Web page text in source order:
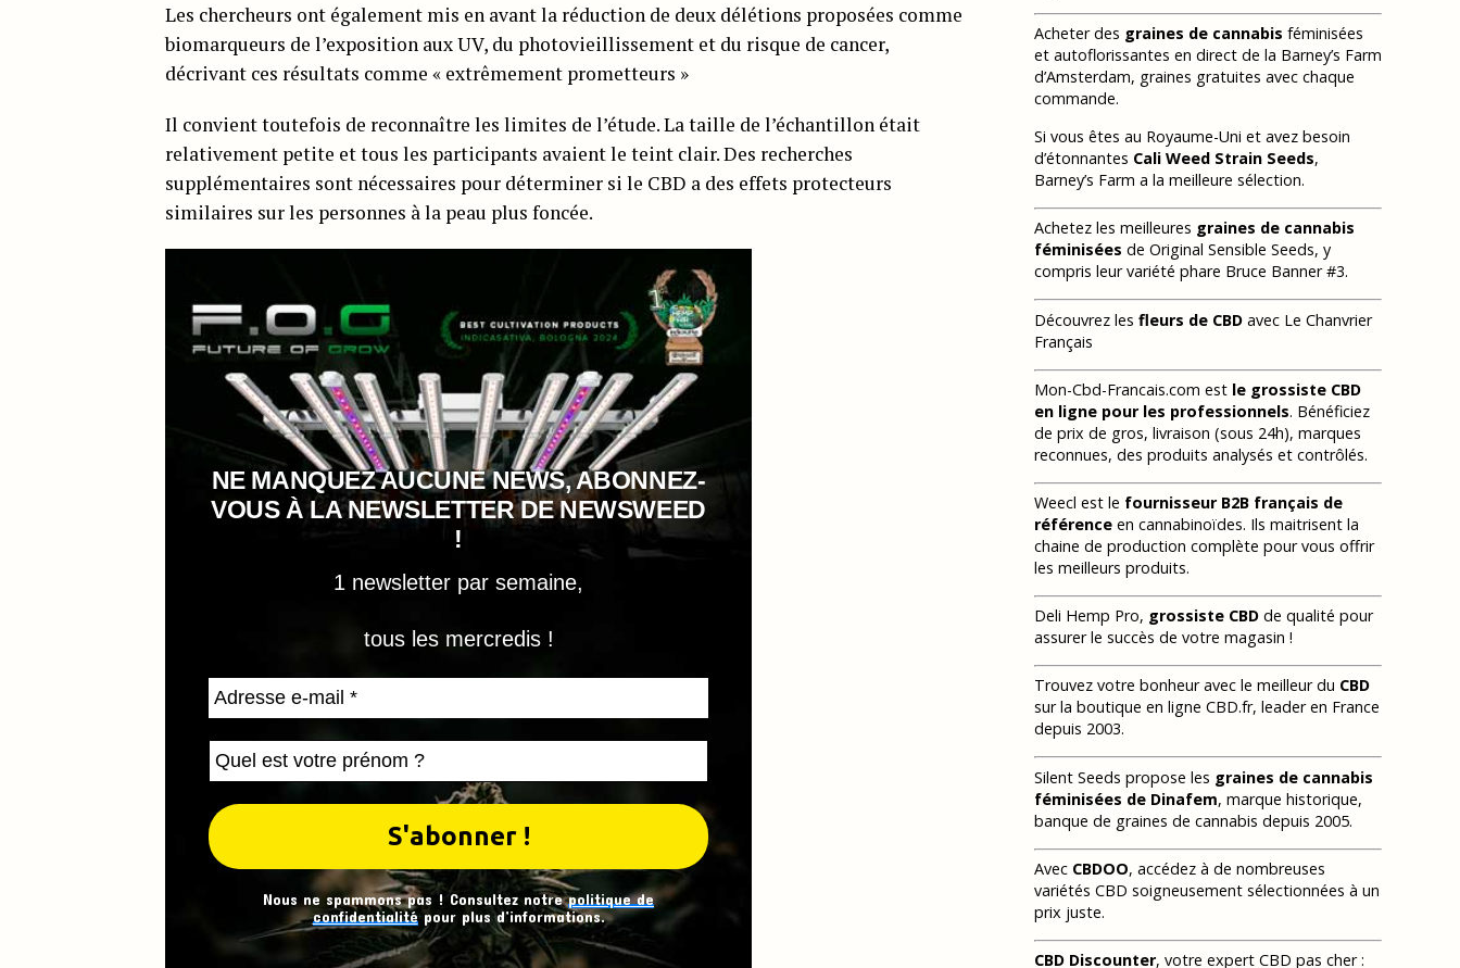
Les chercheurs ont également mis en avant la réduction de deux délétions proposées comme
biomarqueurs de l’exposition aux UV, du photovieillissement et du risque de cancer,
décrivant ces résultats comme « extrêmement prometteurs »
Il convient toutefois de reconnaître les limites de l’étude. La taille de l’échantillon était
relativement petite et tous les participants avaient le teint clair. Des recherches
supplémentaires sont nécessaires pour déterminer si le CBD a des effets protecteurs
similaires sur les personnes à la peau plus foncée.
NE MANQUEZ AUCUNE NEWS, ABONNEZ-
VOUS À LA NEWSLETTER DE NEWSWEED
!
1 newsletter par semaine,
tous les mercredis !
Nous ne spammons pas ! Consultez notrepolitique de
confidentialitépour plus d’informations.
Acheter des graines de cannabis féminisées
et autoflorissantes en direct de la Barney’s Farm
d’Amsterdam, graines gratuites avec chaque
commande.
Si vous êtes au Royaume-Uni et avez besoin
d’étonnantes Cali Weed Strain Seeds,
Barney’s Farm a la meilleure sélection.
Achetez les meilleures graines de cannabis
féminisées de Original Sensible Seeds, y
compris leur variété phare Bruce Banner #3.
Découvrez les fleurs de CBD avec Le Chanvrier
Français
Mon-Cbd-Francais.com est le grossiste CBD
en ligne pour les professionnels. Bénéficiez
de prix de gros, livraison (sous 24h), marques
reconnues, des produits analysés et contrôlés.
Weecl est le fournisseur B2B français de
référence en cannabinoïdes. Ils maitrisent la
chaine de production complète pour vous offrir
les meilleurs produits.
Deli Hemp Pro, grossiste CBD de qualité pour
assurer le succès de votre magasin !
Trouvez votre bonheur avec le meilleur du CBD
sur la boutique en ligne CBD.fr, leader en France
depuis 2003.
Silent Seeds propose les graines de cannabis
féminisées de Dinafem, marque historique,
banque de graines de cannabis depuis 2005.
Avec CBDOO, accédez à de nombreuses
variétés CBD soigneusement sélectionnées à un
prix juste.
CBD Discounter, votre expert CBD pas cher :